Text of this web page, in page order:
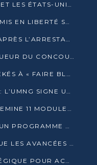
CANTINES SCOLAIRES : LE PAM ET LES ÉTATS-UNIS AU CONTACT DES ÉCOLIERS DE KINKALA
LE RAPPEUR FREUD VINCES REMIS EN LIBERTÉ SOUS PRESSION MÉDIATIQUE
POINTE-NOIRE : INDIGNATION APRÈS L’ARRESTATION DU RAPPEUR FREUD VINCES
OWEN OKANDZE SACRÉ VAINQUEUR DU CONCOURS SLAM POUR LA VIE
NINON GOUAMBA INVITE LES TÉKÉS À « FAIRE BLOC » POUR PESER DANS LE DÉBAT NATIONAL
COOPÉRATION UNIVERSITAIRE : L’UMNG SIGNE UN ACCORD STRATÉGIQUE AVEC L’UNIVERSITÉ HAINAN EN CHINE
LOGISTIQUE : AGL CONGO ACHEMINE 11 MODULES GÉANTS JUSQU’À BRAZZAVILLE
LA BANQUE MONDIALE LANCE UN PROGRAMME DE 394 MILLIONS DE DOLLARS POUR LE BASSIN DU CONGO
POINTE-NOIRE : LE PAPN ÉVALUE LES AVANCÉES DU MÔLE EST
ÉNERGIE : UN RAPPORT STRATÉGIQUE POUR ACCÉLÉRER LA TRANSITION AU CONGO